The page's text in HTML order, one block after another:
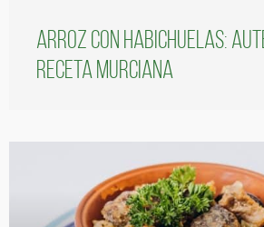
Arroz con habichuelas:
receta murciana